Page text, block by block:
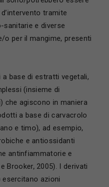
tramite
sanitarie e diverse
o per il mangime, presenti
base di estratti vegetali,
(insieme di
agiscono in maniera
a base di carvacrolo
e timo), ad esempio,
e antiossidanti
antinfiammatorie e
Brooker, 2005). I derivati
esercitano azioni